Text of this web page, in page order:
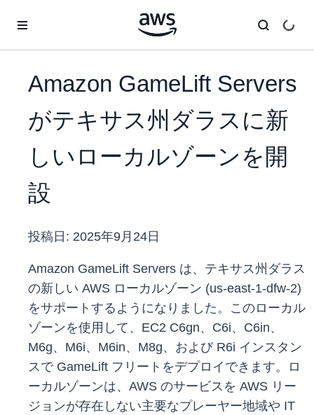
Amazon GameLift Servers
がテキサス州ダラスに新
しいローカルゾーンを開
設
投稿日: 2025年9月24日
Amazon GameLift Servers は、テキサス州ダラス
の新しい AWS ローカルゾーン (us-east-1-dfw-2)
をサポートするようになりました。このローカル
ゾーンを使用して、EC2 C6gn、C6i、C6in、
M6g、M6i、M6in、M8g、および R6i インスタン
スで GameLift フリートをデプロイできます。ロ
ーカルゾーンは、AWS のサービスを AWS リー
ジョンが存在しない主要なプレーヤー地域や IT